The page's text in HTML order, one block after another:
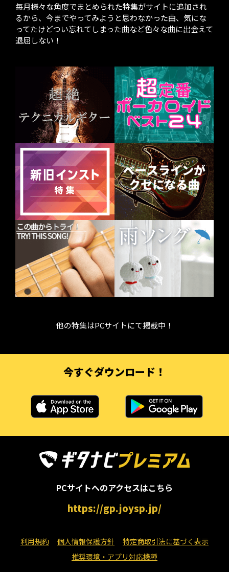
毎月様々な角度でまとめられた特集がサイトに追加され
るから、今までやってみようと思わなかった曲、気にな
ってたけどつい忘れてしまった曲など色々な曲に出会えて
退屈しない！
他の特集はPCサイトにて掲載中！
今すぐダウンロード！
PCサイトへのアクセスはこちら
https://gp.joysp.jp/
利用規約 個人情報保護方針
特定商取引法に基づく表示
推奨環境・アプリ対応機種